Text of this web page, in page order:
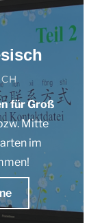
für Groß
Mitte
im